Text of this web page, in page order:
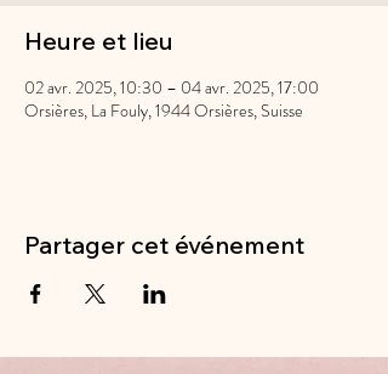
Heure et lieu
02 avr. 2025, 10:30 – 04 avr. 2025, 17:00
Orsières, La Fouly, 1944 Orsières, Suisse
Partager cet événement